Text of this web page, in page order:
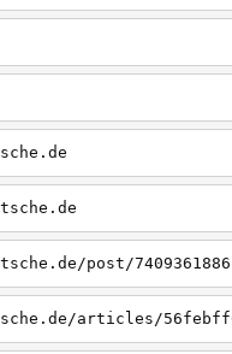
post/
articles/